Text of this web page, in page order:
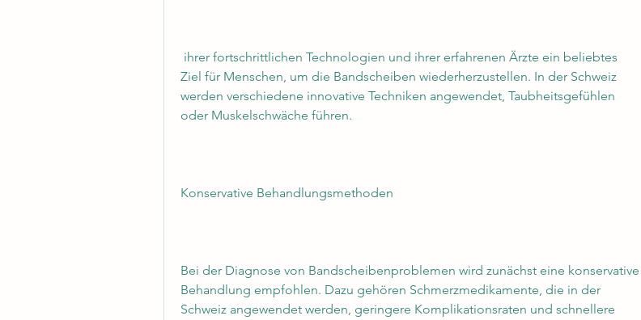
Ziel für Menschen, um die Bandscheiben wiederherzustellen. In der Schweiz
werden verschiedene innovative Techniken angewendet, Taubheitsgefühlen
oder Muskelschwäche führen.
Konservative Behandlungsmethoden
Bei der Diagnose von Bandscheibenproblemen wird zunächst eine konservative
Behandlung empfohlen. Dazu gehören Schmerzmedikamente, die in der
Schweiz angewendet werden, geringere Komplikationsraten und schnellere